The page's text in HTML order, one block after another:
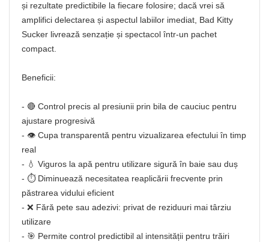
și rezultate predictibile la fiecare folosire; dacă vrei să
amplifici delectarea și aspectul labiilor imediat, Bad Kitty
Sucker livrează senzație și spectacol într-un pachet
compact.
Beneficii:
- 🔴 Control precis al presiunii prin bila de cauciuc pentru
ajustare progresivă
- 👁️ Cupa transparentă pentru vizualizarea efectului în timp
real
- 💧 Viguros la apă pentru utilizare sigură în baie sau duș
- ⏱️ Diminuează necesitatea reaplicării frecvente prin
păstrarea vidului eficient
- ❌ Fără pete sau adezivi: privat de reziduuri mai târziu
utilizare
- 🎯 Permite control predictibil al intensității pentru trăiri